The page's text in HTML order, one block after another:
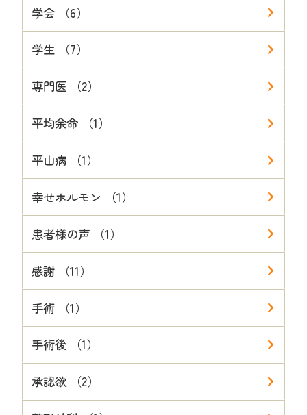
学会 （6）
学生 （7）
専門医 （2）
平均余命 （1）
平山病 （1）
幸せホルモン （1）
患者様の声 （1）
感謝 （11）
手術 （1）
手術後 （1）
承認欲 （2）